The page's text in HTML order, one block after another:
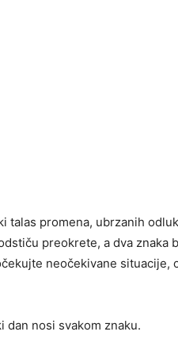
talas promena, ubrzanih
preokrete, a dva znaka
neočekivane situacije,
dan nosi svakom znaku.